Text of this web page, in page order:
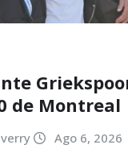
de Montreal
Ago 6, 2026